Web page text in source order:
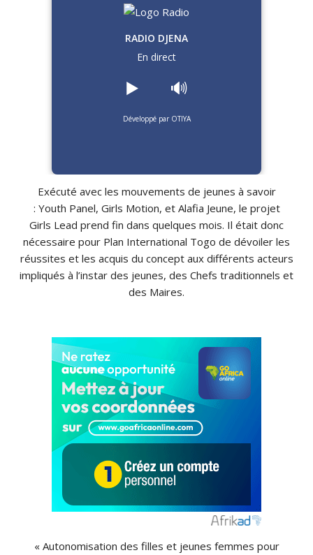
RADIO DJENA
En direct
▶️ 🔊
Développé par OTIYA
Exécuté avec les mouvements de jeunes à savoir
: Youth Panel, Girls Motion, et Alafia Jeune, le projet
Girls Lead prend fin dans quelques mois. Il était donc
nécessaire pour Plan International Togo de dévoiler les
réussites et les acquis du concept aux différents acteurs
impliqués à l’instar des jeunes, des Chefs traditionnels et
des Maires.
« Autonomisation des filles et jeunes femmes pour